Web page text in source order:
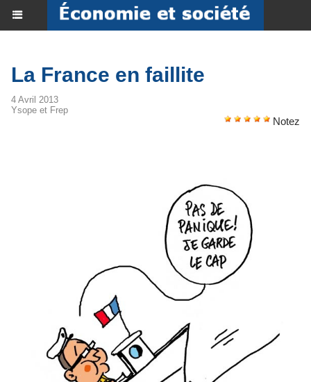
La France en faillite
4 Avril 2013
Ysope et Frep
Notez